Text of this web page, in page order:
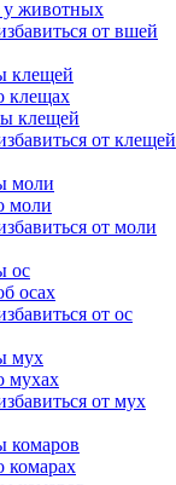
животных
от вшей
клещей
клещах
клещей
от клещей
моли
моли
от моли
ос
осах
от ос
мух
мухах
от мух
комаров
комарах